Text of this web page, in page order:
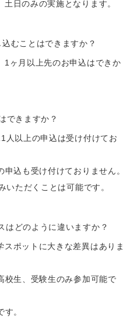
日のみの実施となります。
むことはできますか？
1ヶ月以上先のお申込はできか
できますか？
人以上の申込は受け付けてお
込も受け付けておりません。
いただくことは可能です。
はどのように違いますか？
スポットに大きな差異はありま
校生、受験生のみ参加可能で
。